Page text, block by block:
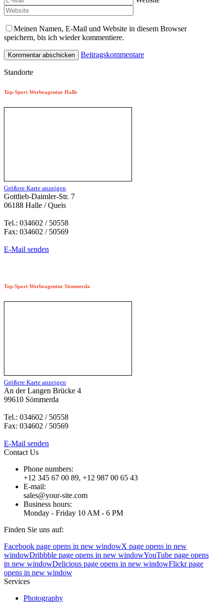
Meinen Namen, E-Mail und Website in diesem Browser
speichern, bis ich wieder kommentiere.
Beitragskommentare
Standorte
Top-Sport Werbeagentur Halle
Größere Karte anzeigen
Gottlieb-Daimler-Str. 7
06188 Halle / Queis
Tel.: 034602 / 50558
Fax: 034602 / 50569
E-Mail senden
Top-Sport Werbeagentur Sömmerda
Größere Karte anzeigen
An der Langen Brücke 4
99610 Sömmerda
Tel.: 034602 / 50558
Fax: 034602 / 50569
E-Mail senden
Contact Us
Phone numbers:
+12 345 67 00 89, +12 987 00 65 43
E-mail:
sales@your-site.com
Business hours:
Monday - Friday 10 AM - 6 PM
Finden Sie uns auf:
Facebook page opens in new windowX page opens in new
windowDribbble page opens in new windowYouTube page opens
in new windowDelicious page opens in new windowFlickr page
opens in new window
Services
Photography